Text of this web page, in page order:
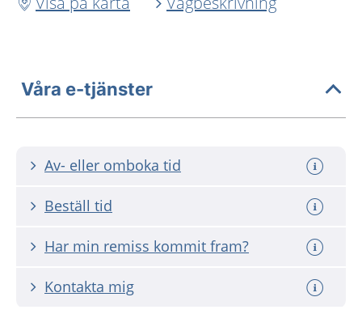
Våra e-tjänster
Av- eller omboka tid
Beställ tid
Har min remiss kommit fram?
Kontakta mig